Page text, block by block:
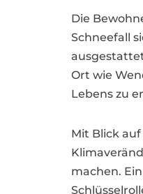
Die
Schneefall
Ort wie
Lebens zu
Mit Blick
machen.